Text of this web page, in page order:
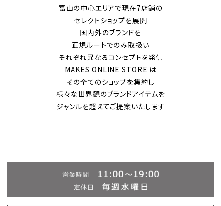
富山の中心エリアで現在7店舗の
セレクトショップを展開
国内外のブランドを
正規ルートでのみ取扱い
それぞれ異なるコンセプトを発信
MAKES ONLINE STORE は
その全てのショップを集約し
様々な世界観のブランドアイテムを
ジャンルを超えてご提案いたします